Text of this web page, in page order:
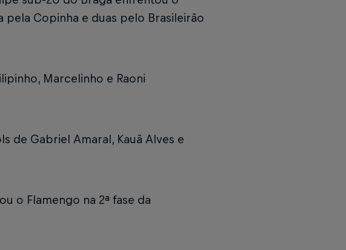
Copinha e duas pelo Brasileirão
Marcelinho e Raoni
de Gabriel Amaral, Kauã Alves e
o Flamengo na 2ª fase da